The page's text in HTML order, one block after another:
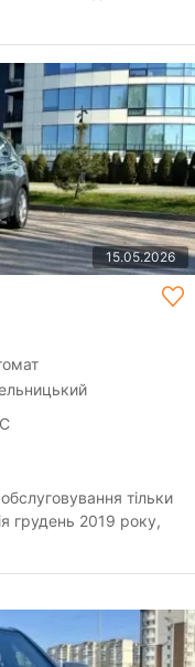
15.05.2026
тільки
грудень 2019 року,